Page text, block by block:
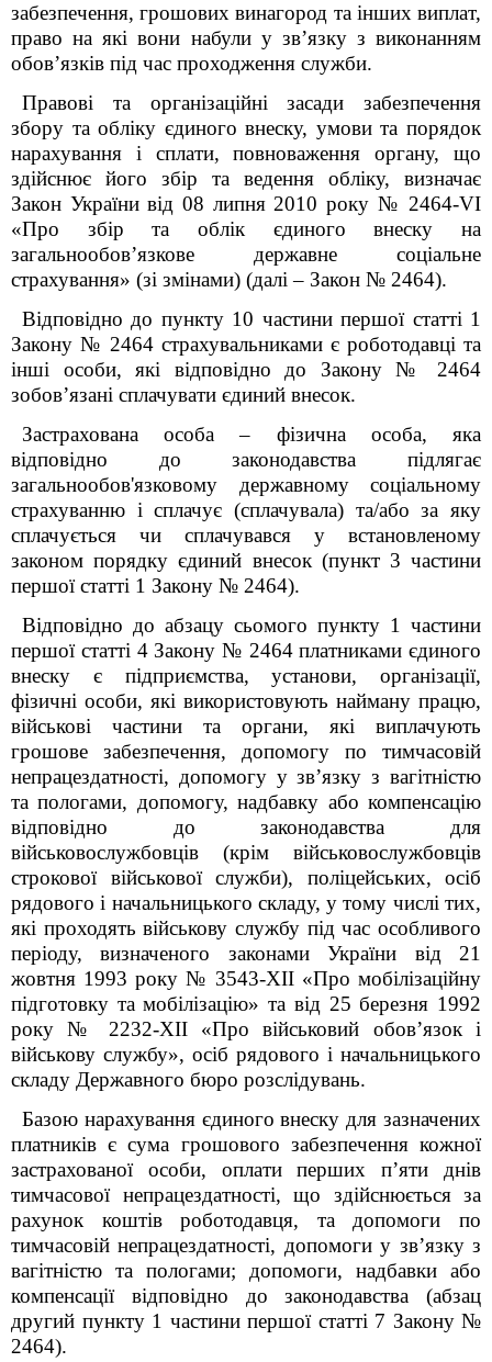
забезпечення, грошових винагород та інших виплат,
право на які вони набули у зв’язку з виконанням
обов’язків під час проходження служби.
Правові та організаційні засади забезпечення
збору та обліку єдиного внеску, умови та порядок
нарахування і сплати, повноваження органу, що
здійснює його збір та ведення обліку, визначає
Закон України від 08 липня 2010 року № 2464-VI
«Про збір та облік єдиного внеску на
загальнообов’язкове державне соціальне
страхування» (зі змінами) (далі – Закон № 2464).
Відповідно до пункту 10 частини першої статті 1
Закону № 2464 страхувальниками є роботодавці та
інші особи, які відповідно до Закону № 2464
зобов’язані сплачувати єдиний внесок.
Застрахована особа – фізична особа, яка
відповідно до законодавства підлягає
загальнообов'язковому державному соціальному
страхуванню і сплачує (сплачувала) та/або за яку
сплачується чи сплачувався у встановленому
законом порядку єдиний внесок (пункт 3 частини
першої статті 1 Закону № 2464).
Відповідно до абзацу сьомого пункту 1 частини
першої статті 4 Закону № 2464 платниками єдиного
внеску є підприємства, установи, організації,
фізичні особи, які використовують найману працю,
військові частини та органи, які виплачують
грошове забезпечення, допомогу по тимчасовій
непрацездатності, допомогу у зв’язку з вагітністю
та пологами, допомогу, надбавку або компенсацію
відповідно до законодавства для
військовослужбовців (крім військовослужбовців
строкової військової служби), поліцейських, осіб
рядового і начальницького складу, у тому числі тих,
які проходять військову службу під час особливого
періоду,визначеного законами України від 21
жовтня 1993 року № 3543-ХІІ «Про мобілізаційну
підготовку та мобілізацію» та від 25 березня 1992
року № 2232-XII «Про військовий обов’язок і
військову службу», осіб рядового і начальницького
складу Державного бюро розслідувань.
Базою нарахування єдиного внеску для зазначених
платників є сума грошового забезпечення кожної
застрахованої особи, оплати перших п’яти днів
тимчасової непрацездатності, що здійснюється за
рахунок коштів роботодавця, та допомоги по
тимчасовій непрацездатності, допомоги у зв’язку з
вагітністю та пологами; допомоги, надбавки або
компенсації відповідно до законодавства (абзац
другий пункту 1 частини першої статті 7 Закону №
2464).